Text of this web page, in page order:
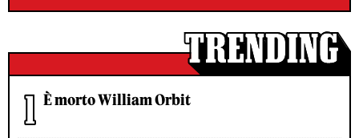
È morto William Orbit